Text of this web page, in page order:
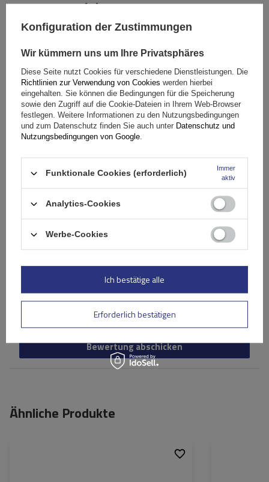
Bewertungen(0)
Ihre Bewertung schreiben
Ihre Note:
5/5
Inhalt Ihrer Bewertung
Ihr Produktfoto hinzufügen:
Ihre E-Mail-Adresse
Bewertung abschicken
Ähnliche Produkte
Konfiguration der Zustimmungen
Wir kümmern uns um Ihre Privatsphäres
Diese Seite nutzt Cookies für verschiedene Dienstleistungen. Die
Richtlinien zur Verwendung von Cookies werden hierbei
eingehalten. Sie können die Bedingungen für die Speicherung
sowie den Zugriff auf die Cookie-Dateien in Ihrem Web-Browser
festlegen. Weitere Informationen zu den Nutzungsbedingungen
und zum Datenschutz finden Sie auch unter Datenschutz und
Nutzungsbedingungen von Google.
Funktionale Cookies (erforderlich)
Immer
aktiv
Analytics-Cookies
Werbe-Cookies
Erforderlich bestätigen
Ich bestätige alle